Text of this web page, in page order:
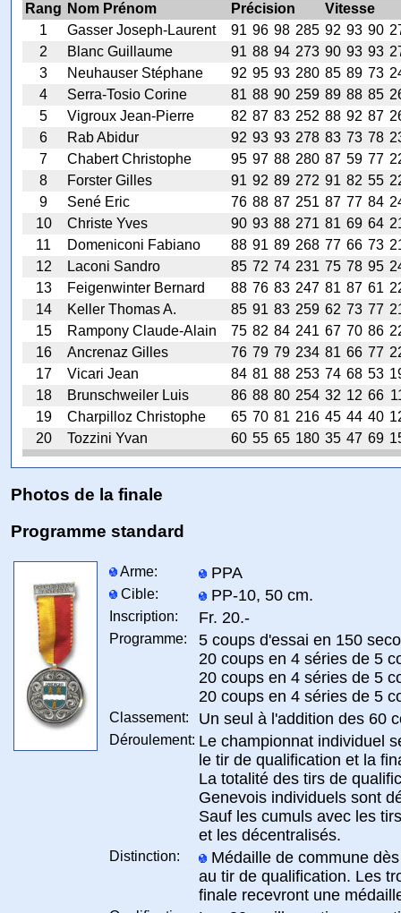
Rang Nom Prénom Précision
Vitesse
1
Gasser Joseph-Laurent 91 96 98 285 92 93 90
2
Blanc Guillaume 91 88 94 273 90 93 93
3
Neuhauser Stéphane 92 95 93 280 85 89 73
4
Serra-Tosio Corine 81 88 90 259 89 88 85
5
Vigroux Jean-Pierre 82 87 83 252 88 92 87
6
Rab Abidur 92 93 93 278 83 73 78
7
Chabert Christophe 95 97 88 280 87 59 77
8
Forster Gilles 91 92 89 272 91 82 55
9
Sené Eric 76 88 87 251 87 77 84
10
Christe Yves 90 93 88 271 81 69 64
11
Domeniconi Fabiano 88 91 89 268 77 66 73
12
Laconi Sandro 85 72 74 231 75 78 95
13
Feigenwinter Bernard 88 76 83 247 81 87 61
14
Keller Thomas A. 85 91 83 259 62 73 77
15
Rampony Claude-Alain 75 82 84 241 67 70 86
16
Ancrenaz Gilles 76 79 79 234 81 66 77
17
Vicari Jean 84 81 88 253 74 68 53
18
Brunschweiler Luis 86 88 80 254 32 12 66
19
Charpilloz Christophe 65 70 81 216 45 44 40
20
Tozzini Yvan 60 55 65 180 35 47 69
Photos de la finale
Programme standard
Arme: PPA
Cible: PP-10, 50 cm.
Inscription: Fr. 20.-
Programme:
5 coups d'essai en 150
20 coups en 4 séries de 5
20 coups en 4 séries de 5
20 coups en 4 séries de 5
Classement: Un seul à l'addition des 60
Déroulement: Le championnat individuel
le tir de qualification et la
La totalité des tirs de
Genevois individuels sont
Sauf les cumuls avec les
et les décentralisés.
Distinction:
Médaille de commune
au tir de qualification. Les
finale recevront une